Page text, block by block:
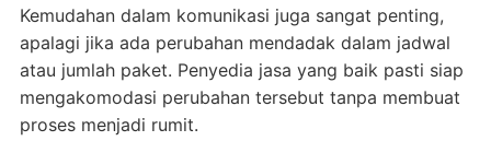
Kemudahan dalam komunikasi juga sangat penting,
apalagi jika ada perubahan mendadak dalam jadwal
atau jumlah paket. Penyedia jasa yang baik pasti siap
mengakomodasi perubahan tersebut tanpa membuat
proses menjadi rumit.